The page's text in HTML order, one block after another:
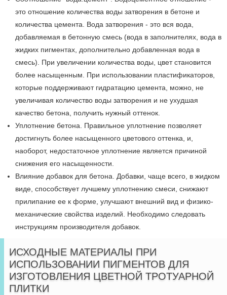
это отношение количества воды затворения в бетоне и
количества цемента. Вода затворения - это вся вода,
добавляемая в бетонную смесь (вода в заполни­телях, вода в
жидких пигментах, дополнительно добавленная вода в
смесь). При увеличении количества воды, цвет становится
более насыщенным. При использовании пластификаторов,
которые поддерживают гидратацию цемента, можно, не
увеличивая количество воды затворения и не ухудшая
качество бетона, получить нужный оттенок.
Уплотнение бетона. Правильное уплотнение позволяет
достигнуть более насыщенного цветового оттенка, и,
наоборот, недостаточное уплотнение является причиной
снижения его насыщенности.
Влияние добавок для бетона. Добавки, чаще всего, в жидком
виде, способствует лучшему уплотнению смеси, снижают
прилипание ее к форме, улучшают внешний вид и физико-
механические свойства изделий. Необходимо следовать
инструкциям производителя добавок.
ИСХОДНЫЕ МАТЕРИАЛЫ ПРИ
ИСПОЛЬЗОВАНИИ ПИГМЕНТОВ ДЛЯ
ИЗГОТОВЛЕНИЯ ЦВЕТНОЙ ТРОТУАРНОЙ
ПЛИТКИ